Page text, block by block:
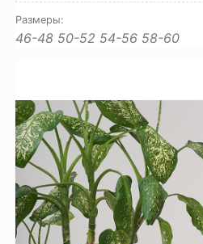
Размеры:
46-48 50-52 54-56 58-60